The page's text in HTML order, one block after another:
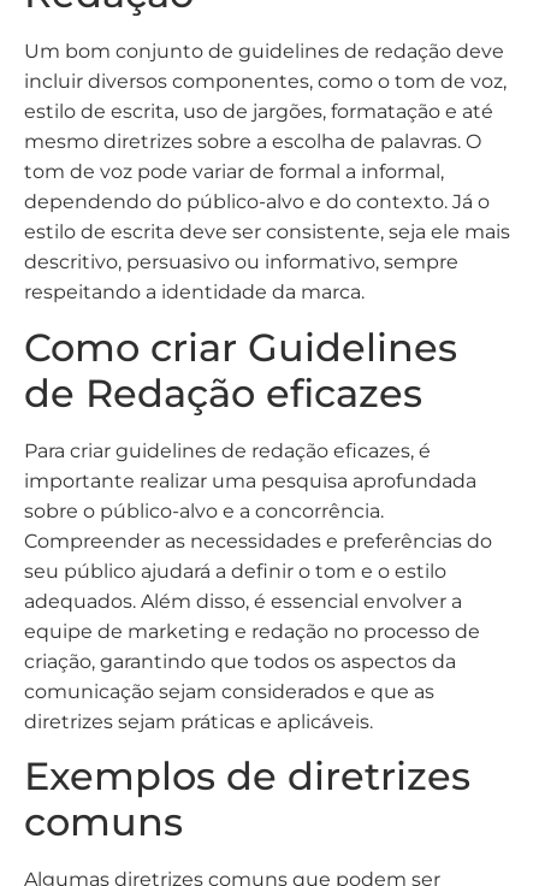
Um bom conjunto de guidelines de redação deve
incluir diversos componentes, como o tom de voz,
estilo de escrita, uso de jargões, formatação e até
mesmo diretrizes sobre a escolha de palavras. O
tom de voz pode variar de formal a informal,
dependendo do público-alvo e do contexto. Já o
estilo de escrita deve ser consistente, seja ele mais
descritivo, persuasivo ou informativo, sempre
respeitando a identidade da marca.
Como criar Guidelines
de Redação eficazes
Para criar guidelines de redação eficazes, é
importante realizar uma pesquisa aprofundada
sobre o público-alvo e a concorrência.
Compreender as necessidades e preferências do
seu público ajudará a definir o tom e o estilo
adequados. Além disso, é essencial envolver a
equipe de marketing e redação no processo de
criação, garantindo que todos os aspectos da
comunicação sejam considerados e que as
diretrizes sejam práticas e aplicáveis.
Exemplos de diretrizes
comuns
Algumas diretrizes comuns que podem ser